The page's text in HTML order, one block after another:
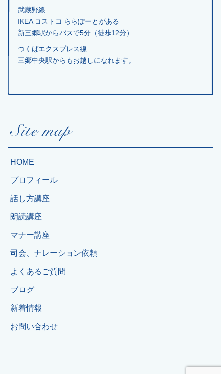
武蔵野線
IKEA コストコ ららぽーとがある
新三郷駅からバスで5分（徒歩12分）
つくばエクスプレス線
三郷中央駅からもお越しになれます。
HOME
プロフィール
話し方講座
朗読講座
マナー講座
司会、ナレーション依頼
よくあるご質問
ブログ
新着情報
お問い合わせ